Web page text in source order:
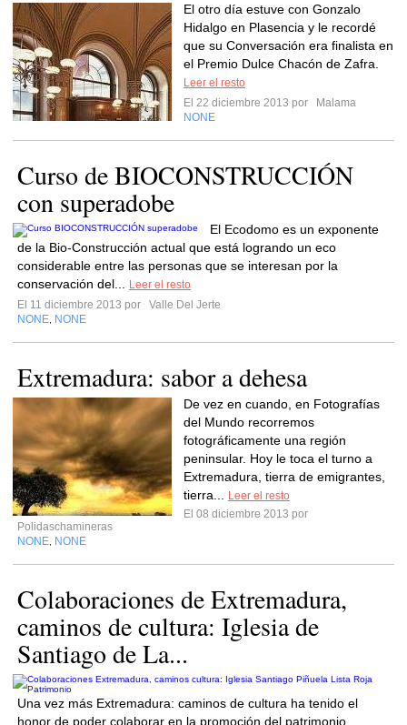
El otro día estuve con Gonzalo
Hidalgo en Plasencia y le recordé
que su Conversación era finalista en
el Premio Dulce Chacón de Zafra.
Leer el resto
El 22 diciembre 2013 por
Malama
NONE
Curso de BIOCONSTRUCCIÓN
con superadobe
El Ecodomo es un exponente
de la Bio-Construcción actual que está logrando un eco
considerable entre las personas que se interesan por la
conservación del...
Leer el resto
El 11 diciembre 2013 por
Valle Del Jerte
NONE NONE
Extremadura: sabor a dehesa
De vez en cuando, en Fotografías
del Mundo recorremos
fotográficamente una región
peninsular. Hoy le toca el turno a
Extremadura, tierra de emigrantes,
tierra...
Leer el resto
El 08 diciembre 2013 por
Polidaschamineras
NONE NONE
Colaboraciones de Extremadura,
caminos de cultura: Iglesia de
Santiago de La...
Una vez más Extremadura: caminos de cultura ha tenido el
honor de poder colaborar en la promoción del patrimonio